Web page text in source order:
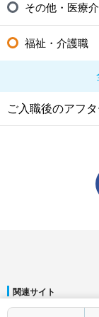
その他・医療
福祉・介護職
ご入職後のアフ
関連サイト
マイナビDOCTOR│マイ